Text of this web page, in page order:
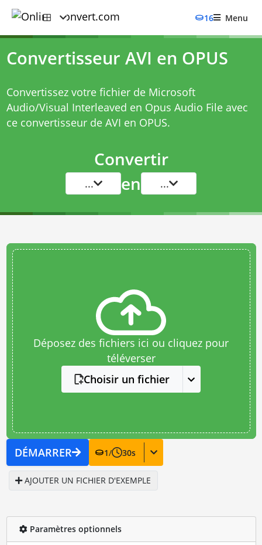
16 Menu
Convertisseur AVI en OPUS
Convertissez votre fichier de Microsoft
Audio/Visual Interleaved en Opus Audio File avec
ce convertisseur de AVI en OPUS.
Convertir
... en ...
Déposez des fichiers ici ou cliquez pour
téléverser
Choisir un fichier
DÉMARRER 1/ 30s
AJOUTER UN FICHIER D'EXEMPLE
Paramètres optionnels